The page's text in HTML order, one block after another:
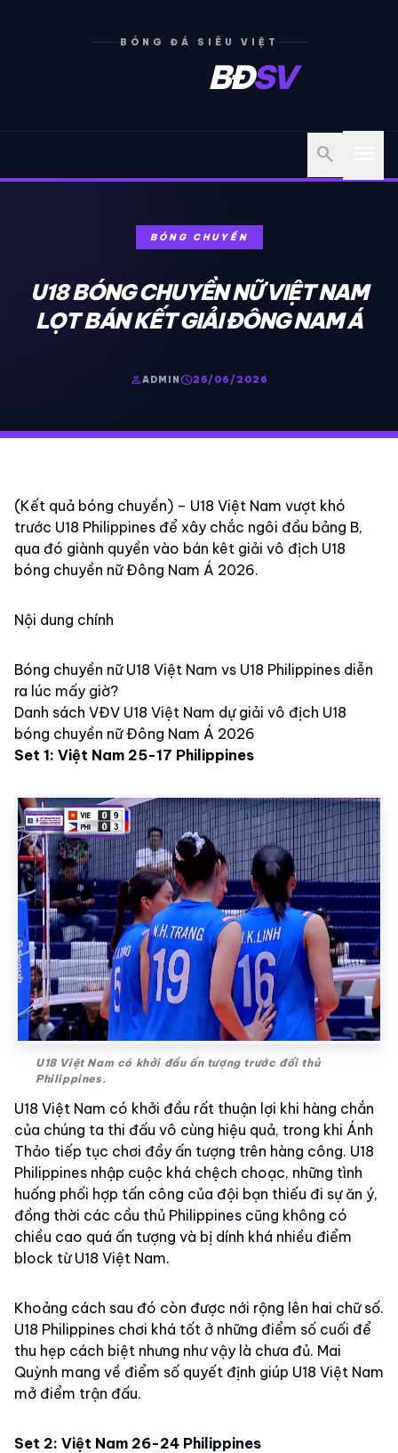
BÓNG ĐÁ SIÊU VIỆT
BĐSV
search
BÓNG CHUYỀN
U18 BÓNG CHUYỀN NỮ VIỆT NAM
LỌT BÁN KẾT GIẢI ĐÔNG NAM Á
personADMINschedule25/06/2026
(Kết quả bóng chuyền) – U18 Việt Nam vượt khó
trước U18 Philippines để xây chắc ngôi đầu bảng B,
qua đó giành quyền vào bán kêt giải vô địch U18
bóng chuyền nữ Đông Nam Á 2026.
Nội dung chính
Bóng chuyền nữ U18 Việt Nam vs U18 Philippines diễn
ra lúc mấy giờ?
Danh sách VĐV U18 Việt Nam dự giải vô địch U18
bóng chuyền nữ Đông Nam Á 2026
Set 1: Việt Nam 25-17 Philippines
U18 Việt Nam có khởi đầu ấn tượng trước đối thủ
Philippines.
U18 Việt Nam có khởi đầu rất thuận lợi khi hàng chắn
của chúng ta thi đấu vô cùng hiệu quả, trong khi Ánh
Thảo tiếp tục chơi đầy ấn tượng trên hàng công. U18
Philippines nhập cuộc khá chệch choạc, những tình
huống phối hợp tấn công của đội bạn thiếu đi sự ăn ý,
đồng thời các cầu thủ Philippines cũng không có
chiều cao quá ấn tượng và bị dính khá nhiều điểm
block từ U18 Việt Nam.
Khoảng cách sau đó còn được nới rộng lên hai chữ số.
U18 Philippines chơi khá tốt ở những điểm số cuối để
thu hẹp cách biệt nhưng như vậy là chưa đủ. Mai
Quỳnh mang về điểm số quyết định giúp U18 Việt Nam
mở điểm trận đấu.
Set 2: Việt Nam 26-24 Philippines